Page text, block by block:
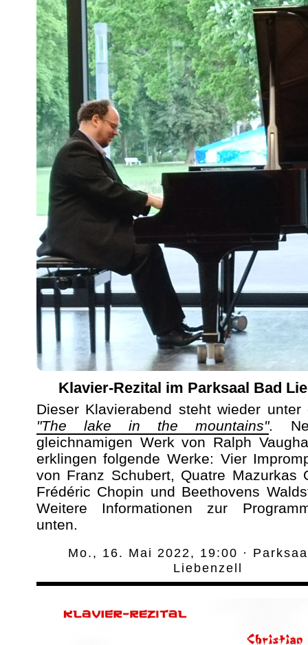
Klavier-Rezital im Parksaal Bad
Dieser Klavierabend steht wieder unter
"The lake in the mountains".
gleichnamigen Werk von Ralph
erklingen folgende Werke: Vier
von Franz Schubert, Quatre Mazurkas
Frédéric Chopin und Beethovens
Weitere Informationen zur
unten.
Mo., 16. Mai 2022, 19:00 ·
Liebenzell